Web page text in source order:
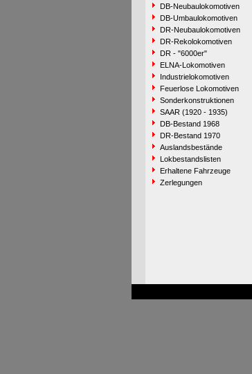
DB-Neubaulokomotiven
DB-Umbaulokomotiven
DR-Neubaulokomotiven
DR-Rekolokomotiven
DR - "6000er"
ELNA-Lokomotiven
Industrielokomotiven
Feuerlose Lokomotiven
Sonderkonstruktionen
SAAR (1920 - 1935)
DB-Bestand 1968
DR-Bestand 1970
Auslandsbestände
Lokbestandslisten
Erhaltene Fahrzeuge
Zerlegungen